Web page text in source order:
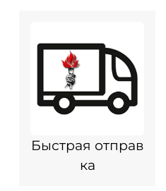
Быстрая отправ
ка